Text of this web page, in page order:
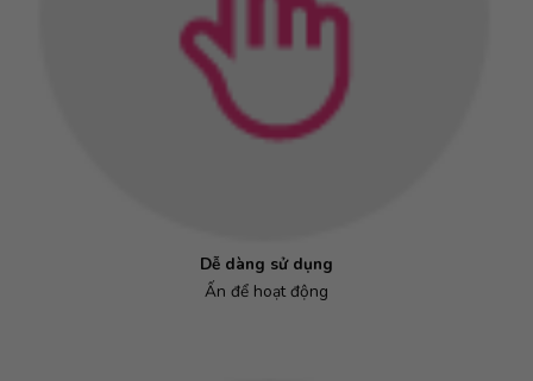
Dễ dàng sử dụng
Ấn để hoạt động